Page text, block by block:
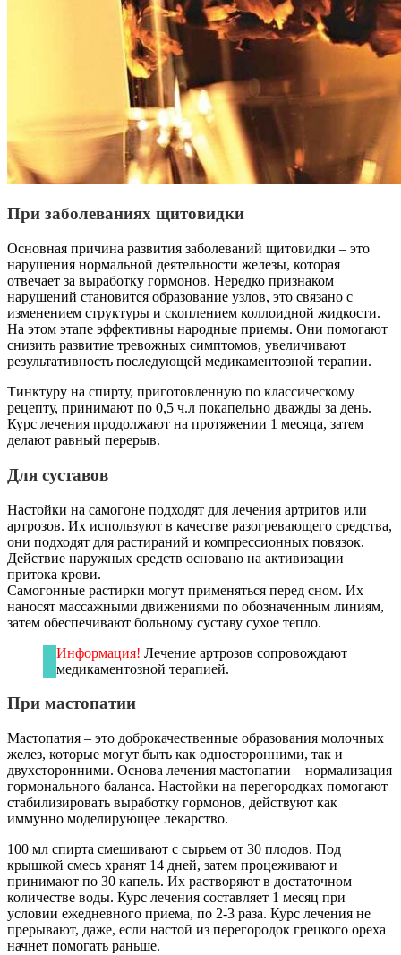
При заболеваниях щитовидки
Основная причина развития заболеваний щитовидки – это
нарушения нормальной деятельности железы, которая
отвечает за выработку гормонов. Нередко признаком
нарушений становится образование узлов, это связано с
изменением структуры и скоплением коллоидной жидкости.
На этом этапе эффективны народные приемы. Они помогают
снизить развитие тревожных симптомов, увеличивают
результативность последующей медикаментозной терапии.
Тинктуру на спирту, приготовленную по классическому
рецепту, принимают по 0,5 ч.л покапельно дважды за день.
Курс лечения продолжают на протяжении 1 месяца, затем
делают равный перерыв.
Для суставов
Настойки на самогоне подходят для лечения артритов или
артрозов. Их используют в качестве разогревающего средства,
они подходят для растираний и компрессионных повязок.
Действие наружных средств основано на активизации
притока крови.
Самогонные растирки могут применяться перед сном. Их
наносят массажными движениями по обозначенным линиям,
затем обеспечивают больному суставу сухое тепло.
Информация! Лечение артрозов сопровождают
медикаментозной терапией.
При мастопатии
Мастопатия – это доброкачественные образования молочных
желез, которые могут быть как односторонними, так и
двухсторонними. Основа лечения мастопатии – нормализация
гормонального баланса. Настойки на перегородках помогают
стабилизировать выработку гормонов, действуют как
иммунно моделирующее лекарство.
100 мл спирта смешивают с сырьем от 30 плодов. Под
крышкой смесь хранят 14 дней, затем процеживают и
принимают по 30 капель. Их растворяют в достаточном
количестве воды. Курс лечения составляет 1 месяц при
условии ежедневного приема, по 2-3 раза. Курс лечения не
прерывают, даже, если настой из перегородок грецкого ореха
начнет помогать раньше.